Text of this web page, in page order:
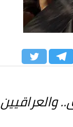
والعراقيين